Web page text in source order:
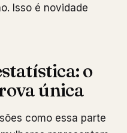
Isso é novidade
o
única
como essa parte